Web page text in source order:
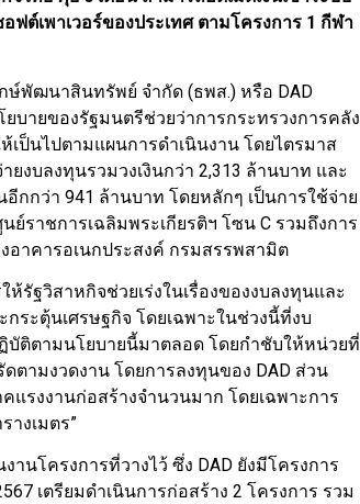
ต์เพาเวอร์ของประเทศ ตามโครงการ 1 กีฬา
พัฒนาสินทรัพย์ จำกัด (ธพส.) หรือ DAD
ยบายของรัฐมนตรีช่วยว่าการกระทรวงการคลัง
เป็นไปตามแผนการดำเนินงาน โดยไตรมาส
งบลงทุนรวมวงเงินกว่า 2,313 ล้านบาท และ
กกว่า 941 ล้านบาท โดยหลักๆ เป็นการใช้จ่าย
ราชการเฉลิมพระเกียรติฯ โซน C รวมถึงการ
อาคารอเนกประสงค์ กรมสรรพสามิต
รัฐวิสาหกิจช่วยเร่งในเรื่องของงบลงทุนและ
ระตุ้นเศรษฐกิจ โดยเฉพาะในช่วงนี้ที่งบ
บัติตามนโยบายนี้มาตลอด โดยกำชับให้หน่วยที่
ดตามงวดงาน โดยการลงทุนของ DAD ส่วน
แรงงานก่อสร้างจำนวนมาก โดยเฉพาะการ
างเมตร”
นโครงการที่วางไว้ ซึ่ง DAD ยังมีโครงการ
เตรียมดำเนินการก่อสร้าง 2 โครงการ รวม